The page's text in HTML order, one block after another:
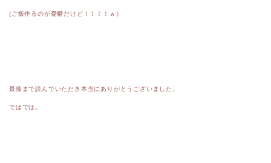
(ご飯作るのが憂鬱だけど！！！！ｗ）
最後まで読んでいただき本当にありがとうございました。
ではでは。